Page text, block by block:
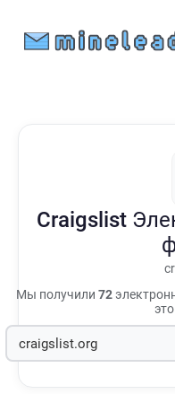
Craigslist
Мы получили 72